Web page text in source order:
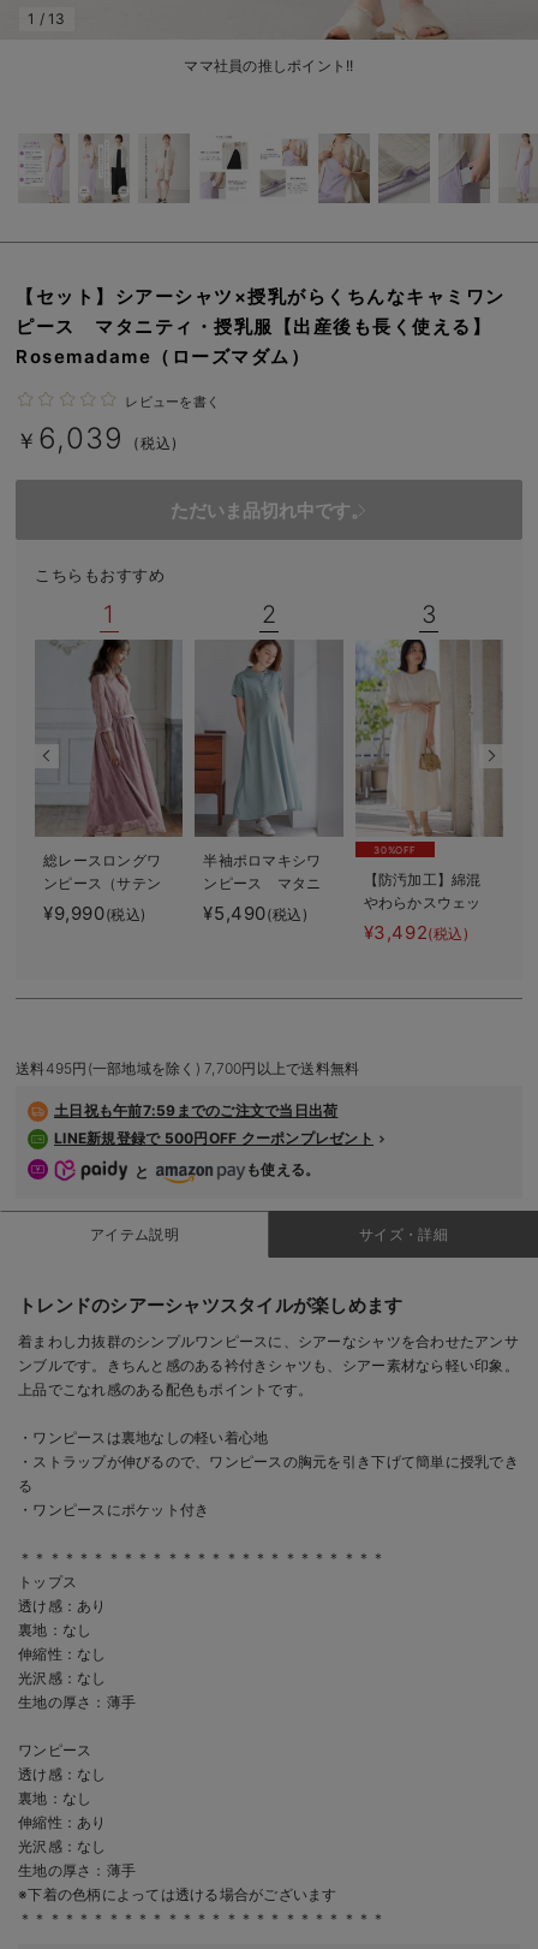
快適機能ウェア特集 パジャマ
erbaviva（エルバビーバ）
ハレの日に着るANGELIEBEのセレモニー
買って正解！高評価レビューアイテム
親子コーデ｜ママとベビーにおすすめ！
便利な育児家電
Gift Selection 出産祝い
入院準備の持ち物チェック
ママ社員の推しポイント!!
1 / 13
【セット】シアーシャツ×授乳がらくちんなキャミワン
ピース マタニティ・授乳服【出産後も長く使える】
Rosemadame（ローズマダム）
レビューを書く
￥ 6,039 (税込)
ただいま品切れ中です。
こちらもおすすめ
1
総レースロングワ
ンピース（サテン
リボンベルト
付） マタニテ
¥9,990(税込)
2
半袖ポロマキシワ
ンピース マタニ
ティ・授乳服【出
産後も長く使え
¥5,490(税込)
3
30%OFF
【防汚加工】綿混
やわらかスウェッ
ト半袖フレアワン
ピース マタニテ
¥3,492(税込)
送料495円(一部地域を除く) 7,700円以上で送料無料
土日祝も午前7:59までのご注文で当日出荷
LINE新規登録で 500円OFF クーポンプレゼント
と
も使える。
アイテム説明 サイズ・詳細
トレンドのシアーシャツスタイルが楽しめます
着まわし力抜群のシンプルワンピースに、シアーなシャツを合わせたアンサ
ンブルです。きちんと感のある衿付きシャツも、シアー素材なら軽い印象。
上品でこなれ感のある配色もポイントです。
・ワンピースは裏地なしの軽い着心地
・ストラップが伸びるので、ワンピースの胸元を引き下げて簡単に授乳でき
る
・ワンピースにポケット付き
＊＊＊＊＊＊＊＊＊＊＊＊＊＊＊＊＊＊＊＊＊＊＊＊＊
トップス
透け感：あり
裏地：なし
伸縮性：なし
光沢感：なし
生地の厚さ：薄手
ワンピース
透け感：なし
裏地：なし
伸縮性：あり
光沢感：なし
生地の厚さ：薄手
※下着の色柄によっては透ける場合がございます
＊＊＊＊＊＊＊＊＊＊＊＊＊＊＊＊＊＊＊＊＊＊＊＊＊